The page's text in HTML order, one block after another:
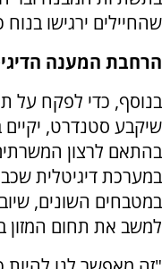
שהחיילים ירגישו
הרחבת המענה
בנוסף, כדי לפקח על
שיקבע סטנדרט, יקיים
בהתאם לרצון
במערכת דיגיטלית
במטבחים השונים,
למשב את תחום המזון